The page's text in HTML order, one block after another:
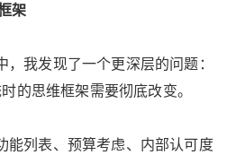
架
我发现了一个更深层的问题：
的思维框架需要彻底改变。
列表、预算考虑、内部认可度